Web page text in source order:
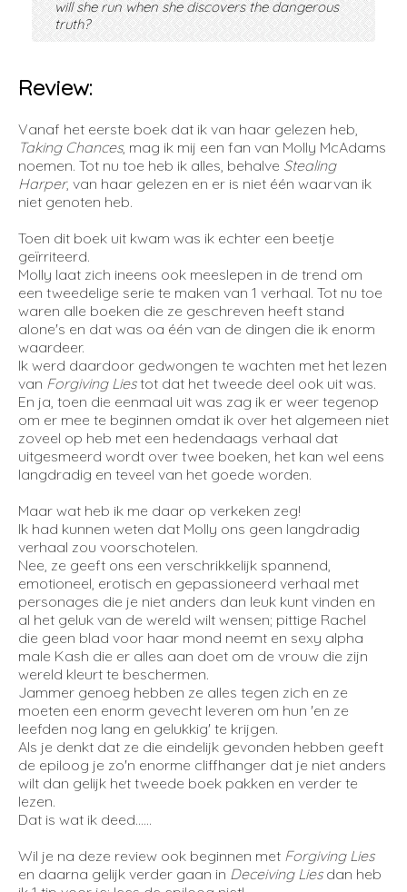
will she run when she discovers the dangerous
truth?
Review:
Vanaf het eerste boek dat ik van haar gelezen heb,
Taking Chances, mag ik mij een fan van Molly McAdams
noemen. Tot nu toe heb ik alles, behalve Stealing
Harper, van haar gelezen en er is niet één waarvan ik
niet genoten heb.
Toen dit boek uit kwam was ik echter een beetje
geïrriteerd.
Molly laat zich ineens ook meeslepen in de trend om
een tweedelige serie te maken van 1 verhaal. Tot nu toe
waren alle boeken die ze geschreven heeft stand
alone's en dat was oa één van de dingen die ik enorm
waardeer.
Ik werd daardoor gedwongen te wachten met het lezen
van Forgiving Liestot dat het tweede deel ook uit was.
En ja, toen die eenmaal uit was zag ik er weer tegenop
om er mee te beginnen omdat ik over het algemeen niet
zoveel op heb met een hedendaags verhaal dat
uitgesmeerd wordt over twee boeken, het kan wel eens
langdradig en teveel van het goede worden.
Maar wat heb ik me daar op verkeken zeg!
Ik had kunnen weten dat Molly ons geen langdradig
verhaal zou voorschotelen.
Nee, ze geeft ons een verschrikkelijk spannend,
emotioneel, erotisch en gepassioneerd verhaal met
personages die je niet anders dan leuk kunt vinden en
al het geluk van de wereld wilt wensen; pittige Rachel
die geen blad voor haar mond neemt en sexy alpha
male Kash die er alles aan doet om de vrouw die zijn
wereld kleurt te beschermen.
Jammer genoeg hebben ze alles tegen zich en ze
moeten een enorm gevecht leveren om hun 'en ze
leefden nog lang en gelukkig' te krijgen.
Als je denkt dat ze die eindelijk gevonden hebben geeft
de epiloog je zo'n enorme cliffhanger dat je niet anders
wilt dan gelijk het tweede boek pakken en verder te
lezen.
Dat is wat ik deed......
Wil je na deze review ook beginnen met Forgiving Lies
en daarna gelijk verder gaan in Deceiving Liesdan heb